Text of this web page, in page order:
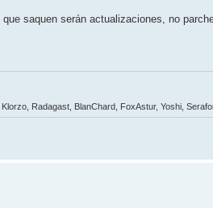
saquen serán actualizaciones, no
Radagast, BlanChard, FoxAstur, Yoshi,